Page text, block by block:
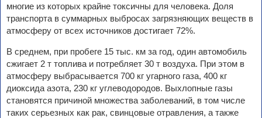
многие из которых крайне токсичны для человека. Доля
транспорта в суммарных выбросах загрязняющих веществ в
атмосферу от всех источников достигает 72%.
В среднем, при пробеге 15 тыс. км за год, один автомобиль
сжигает 2 т топлива и потребляет 30 т воздуха. При этом в
атмосферу выбрасывается 700 кг угарного газа, 400 кг
диоксида азота, 230 кг углеводородов. Выхлопные газы
становятся причиной множества заболеваний, в том числе
таких серьезных как рак, свинцовые отравления, а также